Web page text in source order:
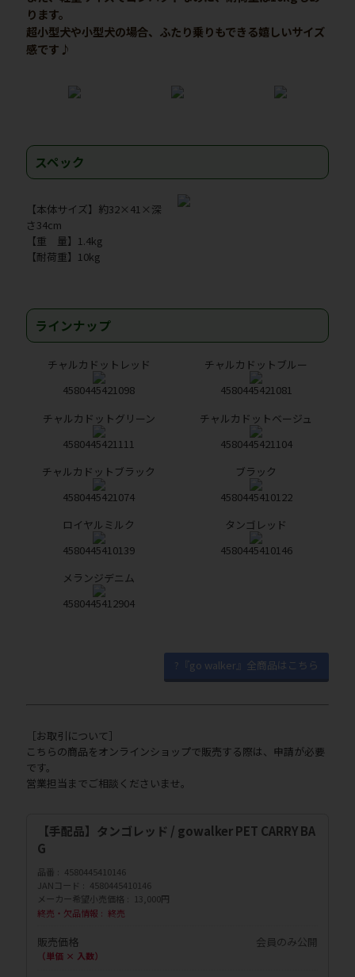
ります。
超小型犬や小型犬の場合、ふたり乗りもできる嬉しいサイズ
感です♪
スペック
【本体サイズ】約32×41×深
さ34cm
【重 量】1.4kg
【耐荷重】10kg
ラインナップ
チャルカドットレッド
4580445421098
チャルカドットブルー
4580445421081
チャルカドットグリーン
4580445421111
チャルカドットベージュ
4580445421104
チャルカドットブラック
4580445421074
ブラック
4580445410122
ロイヤルミルク
4580445410139
タンゴレッド
4580445410146
メランジデニム
4580445412904
?『go walker』全商品はこちら
［お取引について］
こちらの商品をオンラインショップで販売する際は、申請が必要
です。
営業担当までご相談くださいませ。
【手配品】タンゴレッド / gowalker PET CARRY BA
G
品番
4580445410146
JANコード
4580445410146
メーカー希望小売価格
13,000円
終売・欠品情報
終売
販売価格
（単価 × 入数）
会員のみ公開